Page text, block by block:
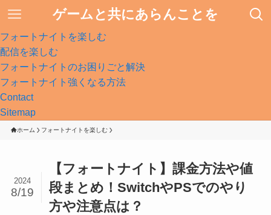
ゲームと共にあらんことを
フォートナイトを楽しむ
配信を楽しむ
フォートナイトのお困りごと解決
フォートナイト強くなる方法
Contact
Sitemap
ホーム フォートナイトを楽しむ
【フォートナイト】課金方法や値
段まとめ！SwitchやPSでのやり
方や注意点は？
2024
8/19